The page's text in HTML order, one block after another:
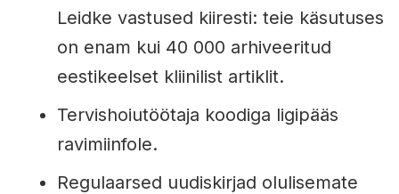
Leidke vastused kiiresti: teie käsutuses
on enam kui 40 000 arhiveeritud
eestikeelset kliinilist artiklit.
Tervishoiutöötaja koodiga ligipääs
ravimiinfole.
Regulaarsed uudiskirjad olulisemate